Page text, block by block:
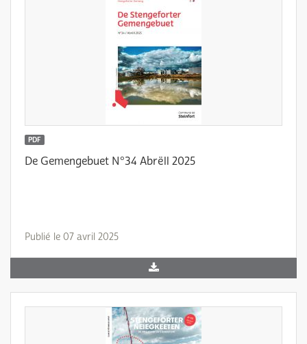
PDF
De Gemengebuet N°34 Abrëll 2025
Publié le 07 avril 2025